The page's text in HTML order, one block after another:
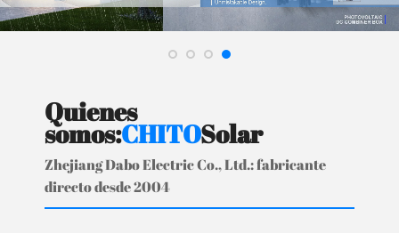
Quienes
somos:CHITOSolar
Zhejiang Dabo Electric Co., Ltd.: fabricante
directo desde 2004